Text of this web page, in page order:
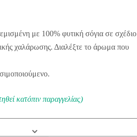
με 100% φυτική σόγια σε σχέδιο
χαλάρωσης. Διαλέξτε το άρωμα που
κατόπιν παραγγελίας)